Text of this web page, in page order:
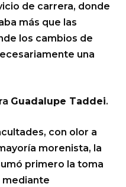
de carrera, donde
más que las
los cambios de
una
Guadalupe Taddei.
con olor a
morenista, la
primero la toma
mediante